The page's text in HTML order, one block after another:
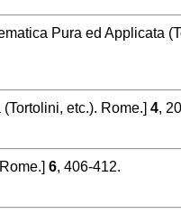
Pura ed Applicata
etc.). Rome.] 4,
6, 406-412.